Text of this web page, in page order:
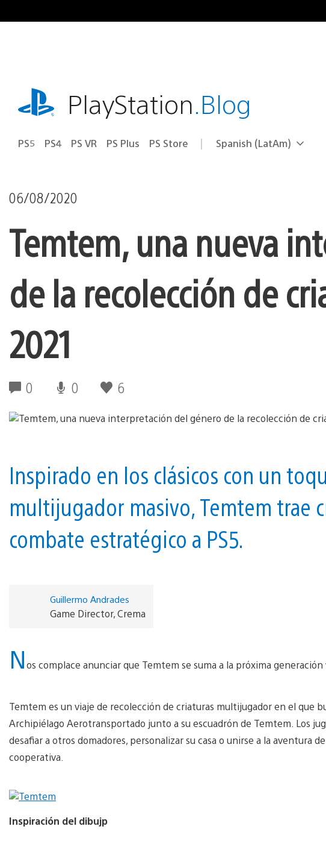
al
playstation.comPlayStation.Blog
PS5 PS4 PS VR PS Plus PS Store Elige
Región
Spanish (LatAm)
06/08/2020
Temtem, una nueva
de la recolección de
2021
0 0 6
Inspirado en los clásicos con un
multijugador masivo, Temtem trae
combate estratégico a PS5.
Guillermo Andrades
Game Director, Crema
Nos complace anunciar que Temtem se suma a la próxima generación
Temtem es un viaje de recolección de criaturas multijugador en el que
Archipiélago Aerotransportado junto a su escuadrón de Temtem. Los
desafiar a otros domadores, personalizar su casa o unirse a la aventura
cooperativa.
Inspiración del dibujp